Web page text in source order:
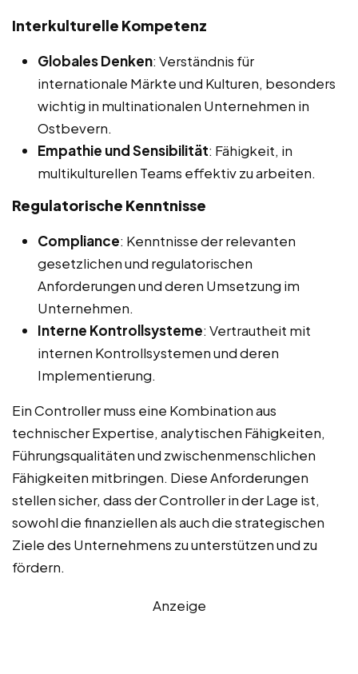
Interkulturelle Kompetenz
Globales Denken: Verständnis für
internationale Märkte und Kulturen, besonders
wichtig in multinationalen Unternehmen in
Ostbevern.
Empathie und Sensibilität: Fähigkeit, in
multikulturellen Teams effektiv zu arbeiten.
Regulatorische Kenntnisse
Compliance: Kenntnisse der relevanten
gesetzlichen und regulatorischen
Anforderungen und deren Umsetzung im
Unternehmen.
Interne Kontrollsysteme: Vertrautheit mit
internen Kontrollsystemen und deren
Implementierung.
Ein Controller muss eine Kombination aus
technischer Expertise, analytischen Fähigkeiten,
Führungsqualitäten und zwischenmenschlichen
Fähigkeiten mitbringen. Diese Anforderungen
stellen sicher, dass der Controller in der Lage ist,
sowohl die finanziellen als auch die strategischen
Ziele des Unternehmens zu unterstützen und zu
fördern.
Anzeige